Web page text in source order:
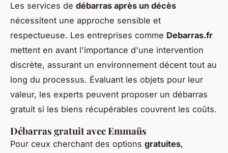
Les services de débarras après un décès
nécessitent une approche sensible et
respectueuse. Les entreprises comme Debarras.fr
mettent en avant l'importance d'une intervention
discrète, assurant un environnement décent tout au
long du processus. Évaluant les objets pour leur
valeur, les experts peuvent proposer un débarras
gratuit si les biens récupérables couvrent les coûts.
Débarras gratuit avec Emmaüs
Pour ceux cherchant des options gratuites,